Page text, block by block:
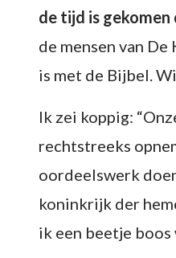
de tijd is
de mensen van
is met de Bijbel.
Ik zei koppig:
rechtstreeks
oordeelswerk
koninkrijk der
ik een beetje boos